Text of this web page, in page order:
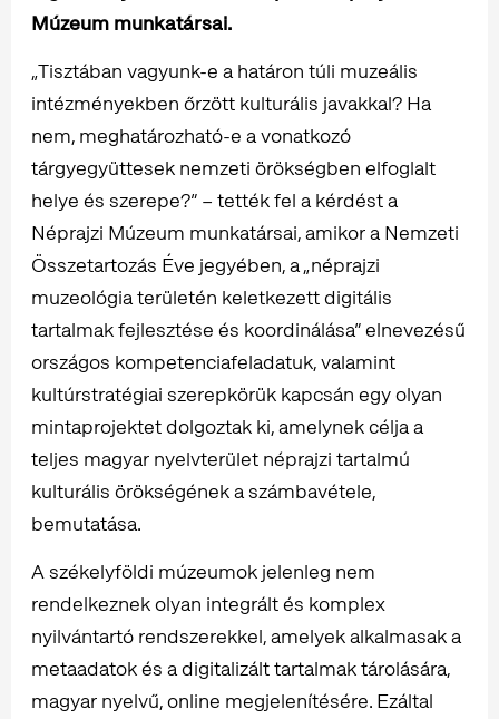
Múzeum munkatársai.
„Tisztában vagyunk-e a határon túli muzeális
intézményekben őrzött kulturális javakkal? Ha
nem, meghatározható-e a vonatkozó
tárgyegyüttesek nemzeti örökségben elfoglalt
helye és szerepe?” – tették fel a kérdést a
Néprajzi Múzeum munkatársai, amikor a Nemzeti
Összetartozás Éve jegyében, a „néprajzi
muzeológia területén keletkezett digitális
tartalmak fejlesztése és koordinálása” elnevezésű
országos kompetenciafeladatuk, valamint
kultúrstratégiai szerepkörük kapcsán egy olyan
mintaprojektet dolgoztak ki, amelynek célja a
teljes magyar nyelvterület néprajzi tartalmú
kulturális örökségének a számbavétele,
bemutatása.
A székelyföldi múzeumok jelenleg nem
rendelkeznek olyan integrált és komplex
nyilvántartó rendszerekkel, amelyek alkalmasak a
metaadatok és a digitalizált tartalmak tárolására,
magyar nyelvű, online megjelenítésére. Ezáltal